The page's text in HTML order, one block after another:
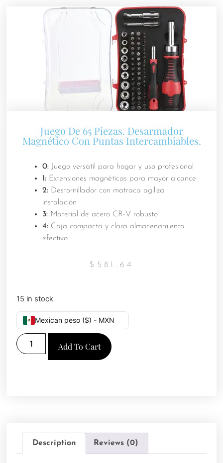
Juego De 65 Piezas. Desarmador
Magnético Con Puntas Intercambiables.
0: Juego versátil para hogar y uso profesional
1: Extensiones magnéticas para mayor alcance
2: Destornillador con matraca agiliza
instalación
3: Material de acero CR-V robusto
4: Caja compacta y clara almacenamiento
efectivo
$ 581.64
15 in stock
Mexican peso ($) - MXN
Add To Cart
Description Reviews (0)